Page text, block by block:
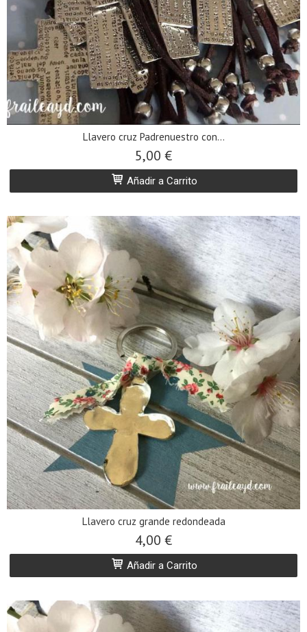
Llavero cruz Padrenuestro con...
5,00 €
Añadir a Carrito
Llavero cruz grande redondeada
4,00 €
Añadir a Carrito